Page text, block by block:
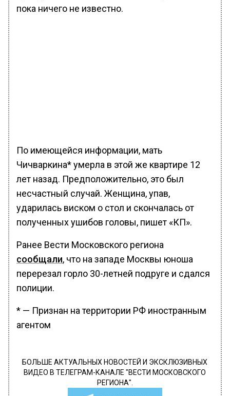
пока ничего не известно.
По имеющейся информации, мать
Чичваркина* умерла в этой же квартире 12
лет назад. Предположительно, это был
несчастный случай. Женщина, упав,
ударилась виском о стол и скончалась от
полученных ушибов головы, пишет «КП».
Ранее Вести Московского региона
сообщали, что на западе Москвы юноша
перерезал горло 30-летней подруге и сдался
полиции.
* — Признан на территории РФ иностранным
агентом
БОЛЬШЕ АКТУАЛЬНЫХ НОВОСТЕЙ И ЭКСКЛЮЗИВНЫХ
ВИДЕО В ТЕЛЕГРАМ-КАНАЛЕ "ВЕСТИ МОСКОВСКОГО
РЕГИОНА".